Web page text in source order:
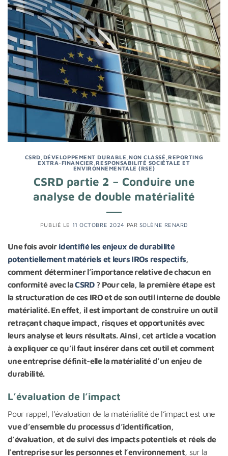
CSRD DÉVELOPPEMENT DURABLE NON CLASSÉ ,REPORTING
EXTRA-FINANCIER ,RESPONSABILITÉ SOCIÉTALE ET
ENVIRONNEMENTALE (RSE)
CSRD partie 2 – Conduire une
analyse de double matérialité
PUBLIÉ LE 11 OCTOBRE 2024 PAR SOLÈNE RENARD
Une fois avoir identifié les enjeux de durabilité
potentiellement matériels et leurs IROs respectifs,
comment déterminer l’importance relative de chacun en
conformité avec laCSRD ? Pour cela, la première étape est
la structuration de ces IRO et de son outil interne de double
matérialité. En effet, il est important de construire un outil
retraçant chaque impact, risques et opportunités avec
leurs analyse et leurs résultats. Ainsi, cet article a vocation
à expliquer ce qu’il faut insérer dans cet outil et comment
une entreprise définit-elle la matérialité d’un enjeu de
durabilité.
L’évaluation de l’impact
Pour rappel, l’évaluation de la matérialité de l’impact est une
vue d’ensemble du processus d’identification,
d’évaluation, et de suivi des impacts potentiels et réels de
l’entreprise sur les personnes et l’environnement, sur la